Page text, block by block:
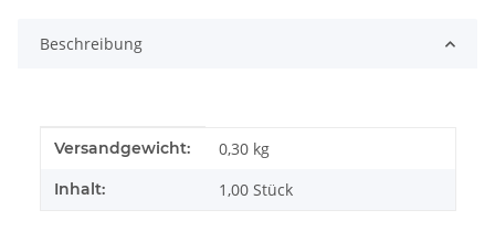
Beschreibung
Produkteigenschaft
Wert
Versandgewicht: 0,30 kg
Inhalt: 1,00 Stück